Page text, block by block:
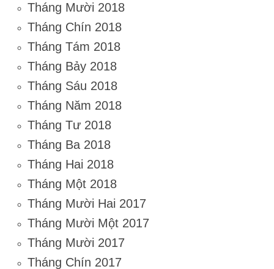
Tháng Mười 2018
Tháng Chín 2018
Tháng Tám 2018
Tháng Bảy 2018
Tháng Sáu 2018
Tháng Năm 2018
Tháng Tư 2018
Tháng Ba 2018
Tháng Hai 2018
Tháng Một 2018
Tháng Mười Hai 2017
Tháng Mười Một 2017
Tháng Mười 2017
Tháng Chín 2017